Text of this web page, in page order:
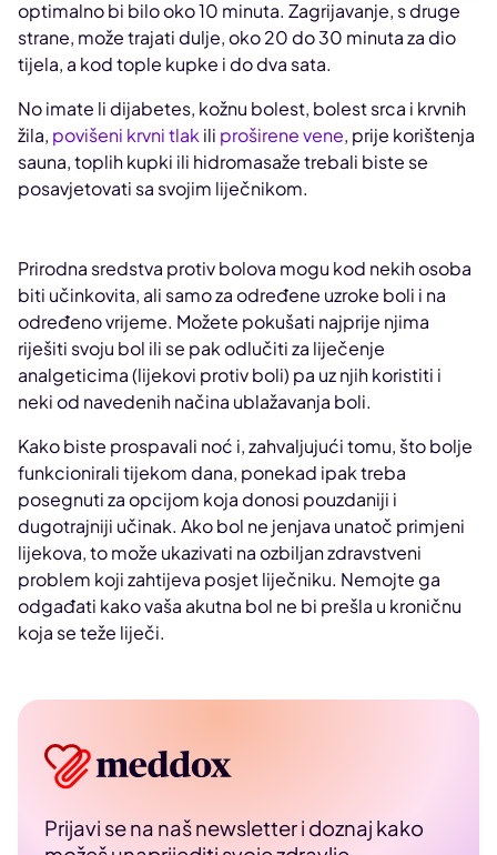
optimalno bi bilo oko 10 minuta. Zagrijavanje, s druge
strane, može trajati dulje, oko 20 do 30 minuta za dio
tijela, a kod tople kupke i do dva sata.
No imate li dijabetes, kožnu bolest, bolest srca i krvnih
žila, povišeni krvni tlak ili proširene vene, prije korištenja
sauna, toplih kupki ili hidromasaže trebali biste se
posavjetovati sa svojim liječnikom.
Prirodna sredstva protiv bolova mogu kod nekih osoba
biti učinkovita, ali samo za određene uzroke boli i na
određeno vrijeme. Možete pokušati najprije njima
riješiti svoju bol ili se pak odlučiti za liječenje
analgeticima (lijekovi protiv boli) pa uz njih koristiti i
neki od navedenih načina ublažavanja boli.
Kako biste prospavali noć i, zahvaljujući tomu, što bolje
funkcionirali tijekom dana, ponekad ipak treba
posegnuti za opcijom koja donosi pouzdaniji i
dugotrajniji učinak. Ako bol ne jenjava unatoč primjeni
lijekova, to može ukazivati na ozbiljan zdravstveni
problem koji zahtijeva posjet liječniku. Nemojte ga
odgađati kako vaša akutna bol ne bi prešla u kroničnu
koja se teže liječi.
Prijavi se na naš newsletter i doznaj kako